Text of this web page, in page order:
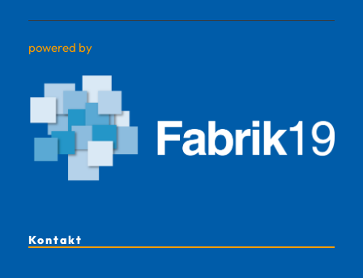
powered by
Kontakt